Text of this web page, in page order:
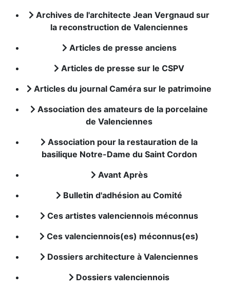
Archives de l'architecte Jean Vergnaud sur
la reconstruction de Valenciennes
Articles de presse anciens
Articles de presse sur le CSPV
Articles du journal Caméra sur le patrimoine
Association des amateurs de la porcelaine
de Valenciennes
Association pour la restauration de la
basilique Notre-Dame du Saint Cordon
Avant Après
Bulletin d'adhésion au Comité
Ces artistes valenciennois méconnus
Ces valenciennois(es) méconnus(es)
Dossiers architecture à Valenciennes
Dossiers valenciennois